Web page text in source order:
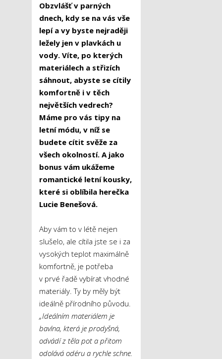
Obzvlášť v parných
dnech, kdy se na vás vše
lepí a vy byste nejraději
ležely jen v plavkách u
vody. Víte, po kterých
materiálech a střizích
sáhnout, abyste se cítily
komfortně i v těch
největších vedrech?
Máme pro vás tipy na
letní módu, v níž se
budete cítit svěže za
všech okolností. A jako
bonus vám ukážeme
romantické letní kousky,
které si oblíbila herečka
Lucie Benešová.
Aby vám to v létě nejen
slušelo, ale cítila jste se i za
vysokých teplot maximálně
komfortně, je potřeba
v prvé řadě vybírat vhodné
materiály. Ty by měly být
ideálně přírodního původu.
„Ideálním materiálem je
bavlna, která je prodyšná,
odvádí z těla pot a přitom
odolává odéru a rychle schne.